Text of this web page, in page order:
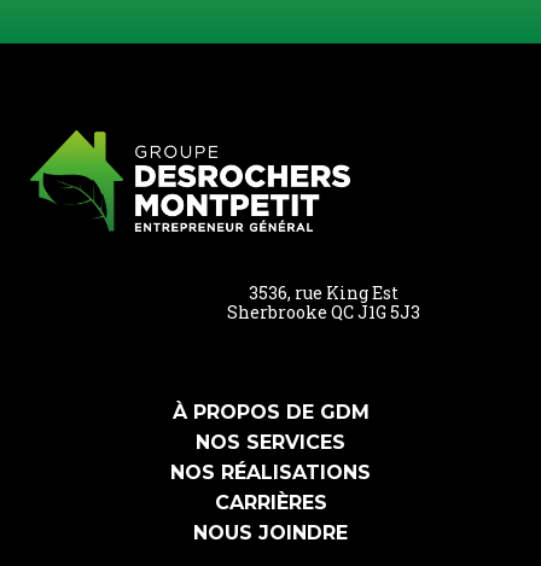
3536, rue King Est
Sherbrooke QC J1G 5J3
À PROPOS DE GDM
NOS SERVICES
NOS RÉALISATIONS
CARRIÈRES
NOUS JOINDRE